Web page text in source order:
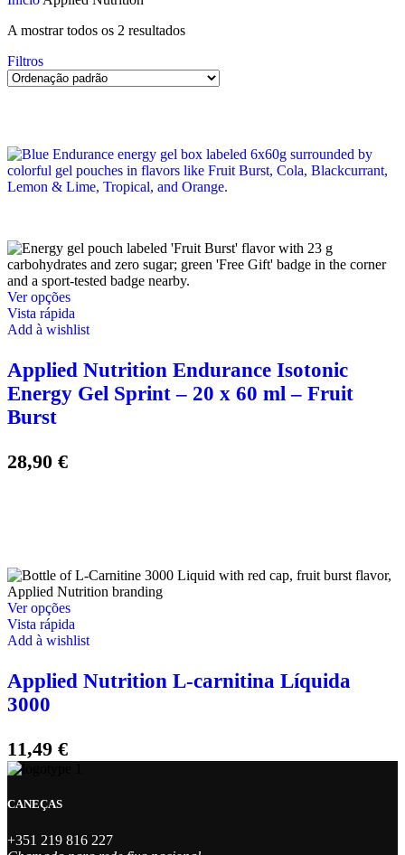
A mostrar todos os 2 resultados
Filtros
Ver opçõesThis
product
has
variants.
The
options
Vista rápida
Add à wishlist
Applied Nutrition Endurance Isotonic
Energy Gel Sprint – 20 x 60 ml – Fruit
Burst
28,90 €
Ver opçõesThis
product
has
variants.
The
Vista rápida
Add à wishlist
Applied Nutrition L-carnitina Líquida
3000
11,49 €
CANEÇAS
+351 219 816 227